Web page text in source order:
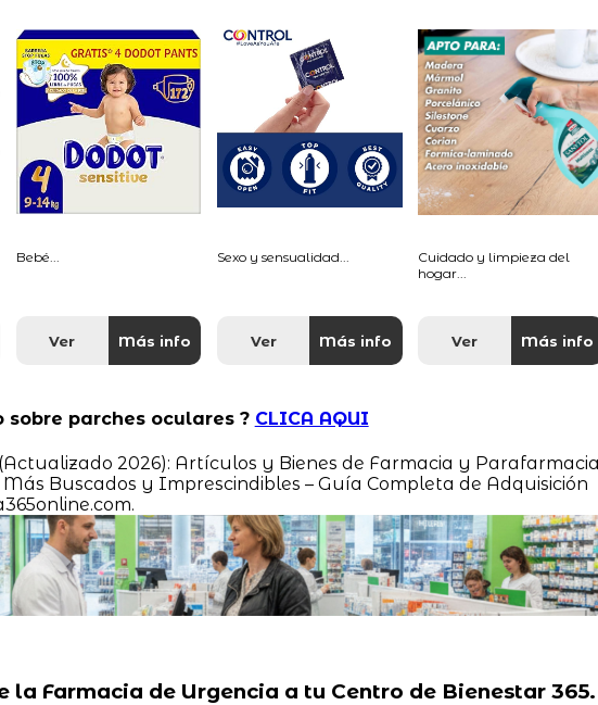
Bebé...
Ver Más info
Sexo y sensualidad...
Ver Más info
Cuidado y limpieza del
hogar...
Ver Más info
sobre parches oculares ? CLICA AQUI
(Actualizado 2026): Artículos y Bienes de Farmacia y
Buscados y Imprescindibles – Guía Completa de Adquisición
la Farmacia de Urgencia a tu Centro de Bienestar 365.